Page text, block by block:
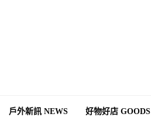
戶外新訊 NEWS 好物好店 GOODS